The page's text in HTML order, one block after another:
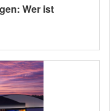
Wer ist